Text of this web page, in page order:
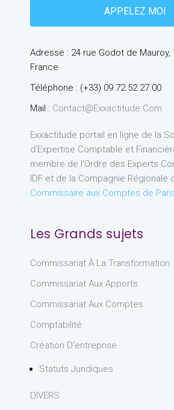
Adresse : 24 rue Godot de Mauroy,
France
Téléphone : (+33) 09.72.52.27.00
Mail : Contact@exxactitude.com
Exxactitude portail en ligne de la
d’Expertise Comptable et
membre de l’Ordre des Experts
IDF et de la Compagnie Régionale
Commissaire aux Comptes de
Les Grands sujets
Commissariat À La Transformation
Commissariat Aux Apports
Commissariat Aux Comptes
Comptabilité
Création D'entreprise
Statuts Juridiques
DIVERS